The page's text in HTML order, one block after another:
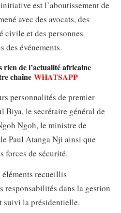
est l’aboutissement de
avec des avocats, des
civile et des personnes
des événements.
rien de l’actualité africaine
chaîne WHATSAPP
personnalités de premier
Biya, le secrétaire général de
Ngoh, le ministre de
Paul Atanga Nji ainsi que
forces de sécurité.
éléments recueillis
responsabilités dans la gestion
suivi la présidentielle.